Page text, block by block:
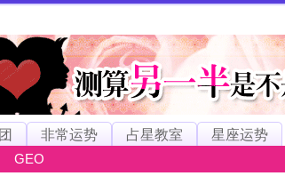
非常运势 占星教室
星座运势
GEO